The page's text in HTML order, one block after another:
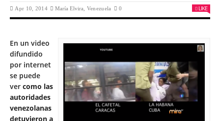
Apr 10, 2014 María Elvira , Venezuela 0 LIKE
En un video
difundido
por internet
se puede
ver como las
autoridades
venezolanas
detuvieron a